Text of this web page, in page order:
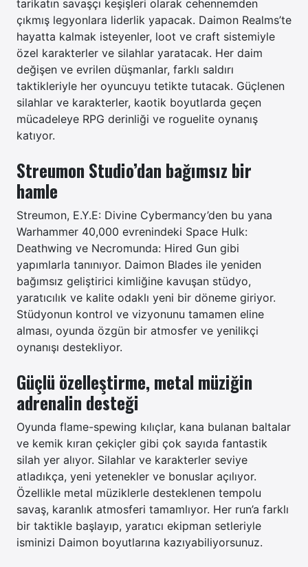
tarikatın savaşçı keşişleri olarak cehennemden
çıkmış legyonlara liderlik yapacak. Daimon Realms’te
hayatta kalmak isteyenler, loot ve craft sistemiyle
özel karakterler ve silahlar yaratacak. Her daim
değişen ve evrilen düşmanlar, farklı saldırı
taktikleriyle her oyuncuyu tetikte tutacak. Güçlenen
silahlar ve karakterler, kaotik boyutlarda geçen
mücadeleye RPG derinliği ve roguelite oynanış
katıyor.
Streumon Studio’dan bağımsız bir
hamle
Streumon, E.Y.E: Divine Cybermancy’den bu yana
Warhammer 40,000 evrenindeki Space Hulk:
Deathwing ve Necromunda: Hired Gun gibi
yapımlarla tanınıyor. Daimon Blades ile yeniden
bağımsız geliştirici kimliğine kavuşan stüdyo,
yaratıcılık ve kalite odaklı yeni bir döneme giriyor.
Stüdyonun kontrol ve vizyonunu tamamen eline
alması, oyunda özgün bir atmosfer ve yenilikçi
oynanışı destekliyor.
Güçlü özelleştirme, metal müziğin
adrenalin desteği
Oyunda flame-spewing kılıçlar, kana bulanan baltalar
ve kemik kıran çekiçler gibi çok sayıda fantastik
silah yer alıyor. Silahlar ve karakterler seviye
atladıkça, yeni yetenekler ve bonuslar açılıyor.
Özellikle metal müziklerle desteklenen tempolu
savaş, karanlık atmosferi tamamlıyor. Her run’a farklı
bir taktikle başlayıp, yaratıcı ekipman setleriyle
isminizi Daimon boyutlarına kazıyabiliyorsunuz.